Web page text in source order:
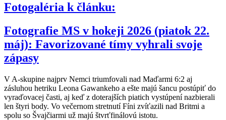
Fotogaléria k článku:
Fotografie MS v hokeji 2026 (piatok 22.
máj): Favorizované tímy vyhrali svoje
zápasy
V A-skupine najprv Nemci triumfovali nad Maďarmi 6:2 aj
zásluhou hetriku Leona Gawankeho a ešte majú šancu postúpiť do
vyraďovacej časti, aj keď z doterajších piatich vystúpení nazbierali
len štyri body. Vo večernom stretnutí Fíni zvíťazili nad Britmi a
spolu so Švajčiarmi už majú štvrťfinálovú istotu.